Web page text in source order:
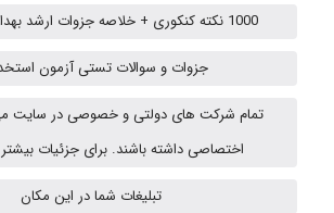
1000 نکته کنکوری + خلاصه جزوات ارشد بهداشت حرفه ای
جزوات و سوالات تستی آزمون
تمام شرکت های دولتی و خصوصی در سایت
اختصاصی داشته باشند. برای جزئیات
تبلیغات شما در این مکان